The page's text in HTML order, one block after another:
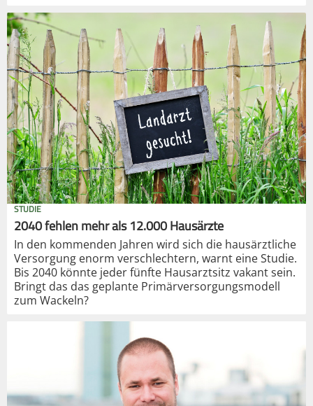
STUDIE
2040 fehlen mehr als 12.000 Hausärzte
In den kommenden Jahren wird sich die hausärztliche
Versorgung enorm verschlechtern, warnt eine Studie.
Bis 2040 könnte jeder fünfte Hausarztsitz vakant sein.
Bringt das das geplante Primärversorgungsmodell
zum Wackeln?